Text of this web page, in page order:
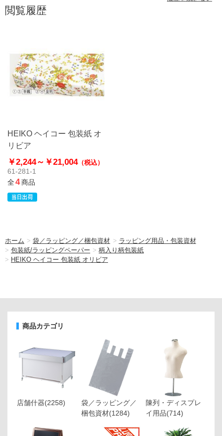
閲覧履歴
HEIKO ヘイコー 包装紙 オ
リビア
￥2,244～ ￥21,004（税込）
61-281-1
全4商品
ホーム >袋／ラッピング／梱包資材 > ラッピング用品・包装資材
> 包装紙/ラッピングペーパー >柄入り柄包装紙
> HEIKO ヘイコー 包装紙 オリビア
商品カテゴリ
店舗什器(2258)
袋／ラッピング／
梱包資材(1284)
陳列・ディスプレ
イ用品(714)